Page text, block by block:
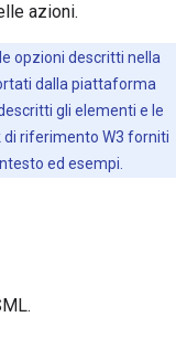
azioni.
opzioni descritti nella
dalla piattaforma
gli elementi e le
di riferimento W3 forniti
ed esempi.